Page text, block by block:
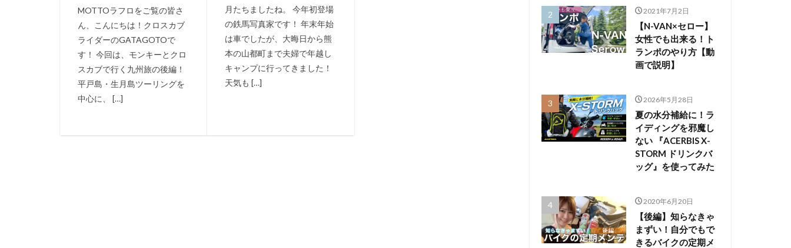
MOTTOラフロをご覧の皆さ
ん、こんにちは！クロスカブ
ライダーのGATAGOTOで
す！ 今回は、モンキーとクロ
スカブで行く九州旅の後編！
平戸島・生月島ツーリングを
中心に、 […]
月たちましたね。 今年初登場
の鉄馬写真家です！ 年末年始
は車でしたが、大晦日から熊
本の山都町まで夫婦で年越し
キャンプに行ってきました！
天気も […]
2021年7月2日
【N-VAN×セロー】
女性でも出来る！ト
ランポのやり方【動
画で説明】
2026年5月28日
夏の水分補給に！ラ
イディングを邪魔し
ない 『ACERBIS X-
STORM ドリンクバ
ッグ』を使ってみた
2020年6月20日
【後編】知らなきゃ
まずい！自分でもで
きるバイクの定期メ